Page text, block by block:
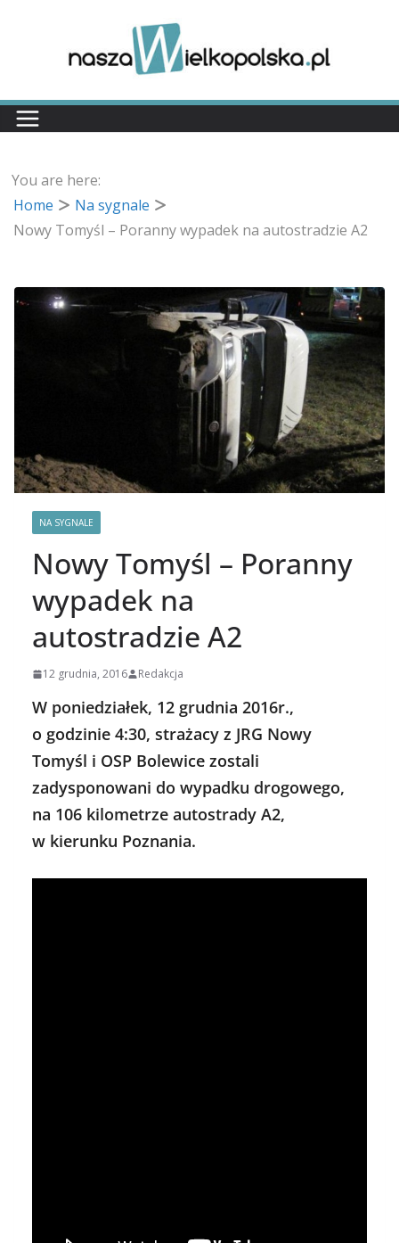
You are here:
Home
Na sygnale
Nowy Tomyśl – Poranny wypadek na autostradzie A2
NA SYGNALE
Nowy Tomyśl – Poranny
wypadek na
autostradzie A2
12 grudnia, 2016 Redakcja
W poniedziałek, 12 grudnia 2016r.,
o godzinie 4:30, strażacy z JRG Nowy
Tomyśl i OSP Bolewice zostali
zadysponowani do wypadku drogowego,
na 106 kilometrze autostrady A2,
w kierunku Poznania.